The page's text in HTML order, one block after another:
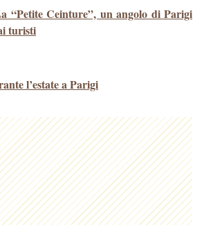
“Petite Ceinture”, un angolo di Parigi
turisti
l’estate a Parigi